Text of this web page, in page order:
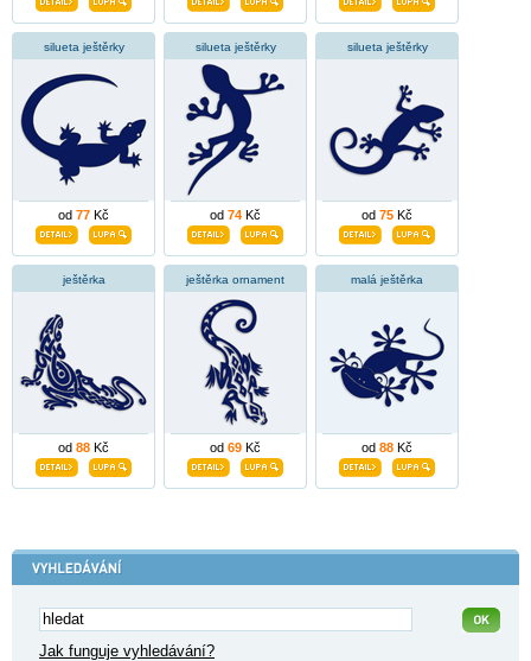
silueta ještěrky
od 77 Kč
silueta ještěrky
od 74 Kč
silueta ještěrky
od 75 Kč
ještěrka
od 88 Kč
ještěrka ornament
od 69 Kč
malá ještěrka
od 88 Kč
Jak funguje vyhledávání?